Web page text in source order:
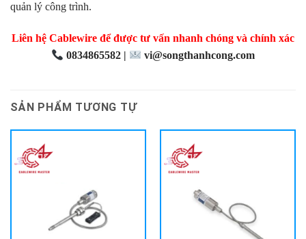
quản lý công trình.
Liên hệ Cablewire để được tư vấn nhanh chóng và chính xác
0834865582 |
vi@songthanhcong.com
SẢN PHẨM TƯƠNG TỰ